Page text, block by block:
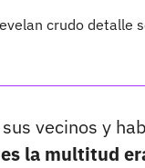
crudo detalle
vecinos y
la multitud